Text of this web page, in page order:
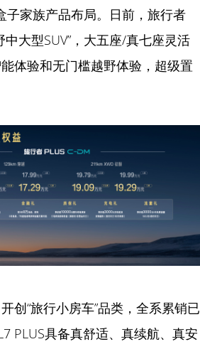
家族产品布局。日前，旅行者
大型SUV”，大五座/真七座灵活
体验和无门槛越野体验，超级置
创“旅行小房车”品类，全系累销已
PLUS具备真舒适、真续航、真安